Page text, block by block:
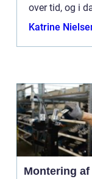
over tid, og i
entusiaster
Katrine
Montering af